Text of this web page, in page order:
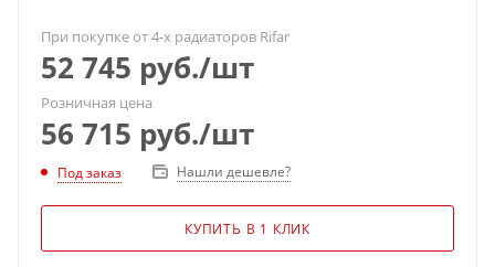
При покупке от 4-х радиаторов Rifar
52 745 руб./шт
Розничная цена
56 715 руб./шт
Под заказ Нашли дешевле?
КУПИТЬ В 1 КЛИК